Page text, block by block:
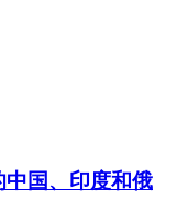
国、印度和俄